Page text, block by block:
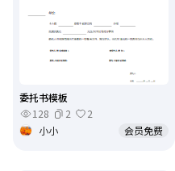
委托书模板
128
2
2
小小
会员免费